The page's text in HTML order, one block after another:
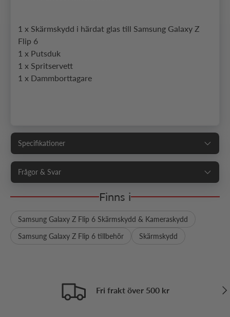
1 x Skärmskydd i härdat glas till Samsung Galaxy Z
Flip 6
1 x Putsduk
1 x Spritservett
1 x Dammborttagare
Specifikationer
Frågor & Svar
Finns i
Samsung Galaxy Z Flip 6 Skärmskydd & Kameraskydd
Samsung Galaxy Z Flip 6 tillbehör
Skärmskydd
Fri frakt över 500 kr